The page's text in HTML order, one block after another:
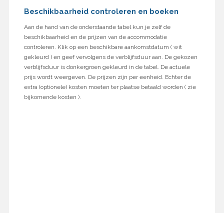
Beschikbaarheid controleren en boeken
Aan de hand van de onderstaande tabel kun je zelf de
beschikbaarheid en de prijzen van de accommodatie
controleren. Klik op een beschikbare aankomstdatum ( wit
gekleurd ) en geef vervolgens de verblijfsduur aan. De gekozen
verblijfsduur is donkergroen gekleurd in de tabel. De actuele
prijs wordt weergeven. De prijzen zijn per eenheid. Echter de
extra (optionele) kosten moeten ter plaatse betaald worden ( zie
bijkomende kosten ).